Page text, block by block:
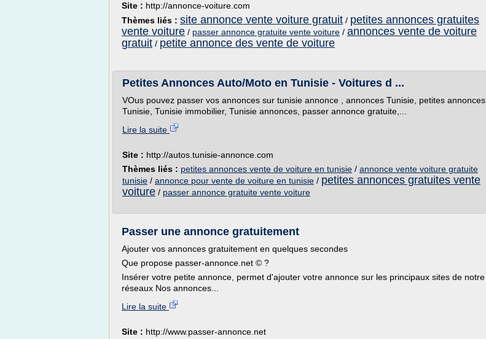
Site : http://annonce-voiture.com
Thèmes liés : site annonce vente voiture gratuit / petites annonces gratuites
vente voiture / passer annonce gratuite vente voiture / annonces vente de voiture
gratuit / petite annonce des vente de voiture
Petites Annonces Auto/Moto en Tunisie - Voitures d ...
VOus pouvez passer vos annonces sur tunisie annonce , annonces Tunisie, petites annonces
Tunisie, Tunisie immobilier, Tunisie annonces, passer annonce gratuite,...
Lire la suite
Site : http://autos.tunisie-annonce.com
Thèmes liés : petites annonces vente de voiture en tunisie / annonce vente voiture gratuite
tunisie / annonce pour vente de voiture en tunisie / petites annonces gratuites vente
voiture / passer annonce gratuite vente voiture
Passer une annonce gratuitement
Ajouter vos annonces gratuitement en quelques secondes
Que propose passer-annonce.net © ?
Insérer votre petite annonce, permet d'ajouter votre annonce sur les principaux sites de notre
réseaux Nos annonces...
Lire la suite
Site : http://www.passer-annonce.net